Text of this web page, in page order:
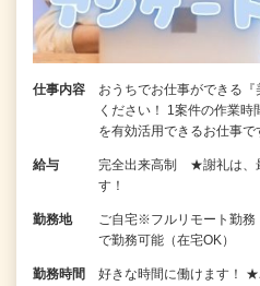
仕事内容
おうちでお仕事ができる
ください！ 1案件の作業
を有効活用できるお仕事
給与
完全出来高制 ★謝礼は、
す！
勤務地
ご自宅※フルリモート勤
で勤務可能（在宅OK）
勤務時間
好きな時間に働けます！